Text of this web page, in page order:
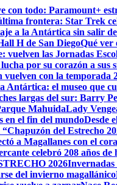
con todo: Paramount+
frontera: Star Trek
a la Antártica sin salir
H de San DiegoQué ver
las Jornadas
por su corazón a sus
con la temporada
Antártica: el museo que
largas del sur: Barry
MahuidaLady
en el fin del mundoDesde
del Estrecho
a Magallanes con el
celebró 208 años de
2026Invernadas
del invierno magallánico